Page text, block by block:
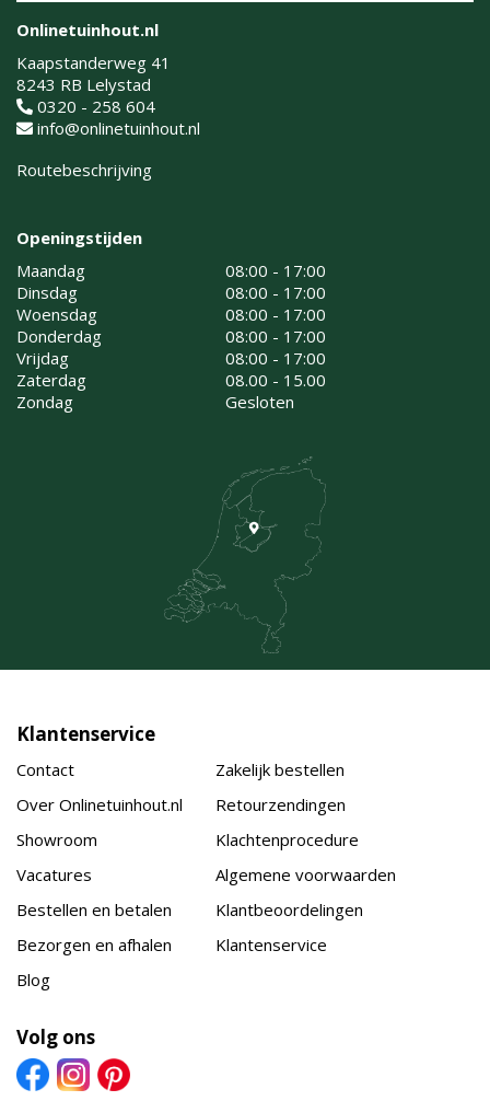
Onlinetuinhout.nl
Kaapstanderweg 41
8243 RB Lelystad
0320 - 258 604
info@onlinetuinhout.nl
Routebeschrijving
Openingstijden
Maandag
08:00 - 17:00
Dinsdag
08:00 - 17:00
Woensdag
08:00 - 17:00
Donderdag
08:00 - 17:00
Vrijdag
08:00 - 17:00
Zaterdag
08.00 - 15.00
Zondag
Gesloten
Klantenservice
Contact
Over Onlinetuinhout.nl
Showroom
Vacatures
Bestellen en betalen
Bezorgen en afhalen
Blog
Zakelijk bestellen
Retourzendingen
Klachtenprocedure
Algemene voorwaarden
Klantbeoordelingen
Klantenservice
Volg ons